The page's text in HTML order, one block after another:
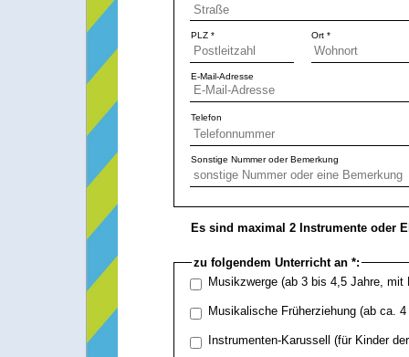
Ort *
Sonstige Nummer oder Bemerkung
E-Mail-Adresse
PLZ *
Telefon
zu folgendem Unterricht an *:
Musikzwerge (ab 3 bis 4,5 Jahre, mit
Musikalische Früherziehung (ab ca.
Instrumenten-Karussell (für Kinder
Es sind maximal 2 Instrumente oder